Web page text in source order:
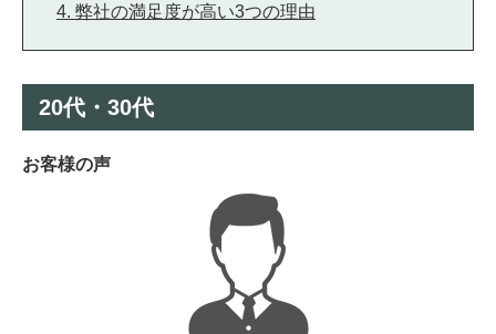
4. 弊社の満足度が高い3つの理由
20代・30代
お客様の声